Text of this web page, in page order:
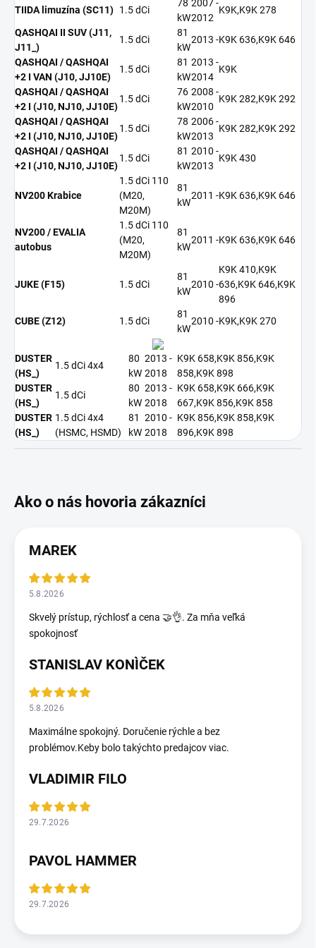
TIIDA limuzína (SC11) 1.5 dCi
78
kW
2007 -
2012
K9K,K9K 278
QASHQAI II SUV (J11,
J11_)
1.5 dCi
81
kW
2013 -K9K 636,K9K 646
QASHQAI / QASHQAI
+2 I VAN (J10, JJ10E)
1.5 dCi
81
kW
2013 -
2014
K9K
QASHQAI / QASHQAI
+2 I (J10, NJ10, JJ10E)
1.5 dCi
76
kW
2008 -
2010
K9K 282,K9K 292
QASHQAI / QASHQAI
+2 I (J10, NJ10, JJ10E)
1.5 dCi
78
kW
2006 -
2013
K9K 282,K9K 292
QASHQAI / QASHQAI
+2 I (J10, NJ10, JJ10E)
1.5 dCi
81
kW
2010 -
2013
K9K 430
NV200 Krabice
1.5 dCi 110
(M20,
M20M)
81
kW
2011 -K9K 636,K9K 646
NV200 / EVALIA
autobus
1.5 dCi 110
(M20,
M20M)
81
kW
2011 -K9K 636,K9K 646
JUKE (F15) 1.5 dCi
81
kW
2010 -
K9K 410,K9K
636,K9K 646,K9K
896
CUBE (Z12)
1.5 dCi
81
kW
2010 -K9K,K9K 270
DUSTER
(HS_)
1.5 dCi 4x4
80
kW
2013 -
2018
K9K 658,K9K 856,K9K
858,K9K 898
DUSTER
(HS_)
1.5 dCi
80
kW
2013 -
2018
K9K 658,K9K 666,K9K
667,K9K 856,K9K 858
DUSTER
(HS_)
1.5 dCi 4x4
(HSMC, HSMD)
81
kW
2010 -
2018
K9K 856,K9K 858,K9K
896,K9K 898
MAREK
5.8.2026
Skvelý prístup, rýchlosť a cena 🤝👌. Za mňa veľká
spokojnosť
STANISLAV KONÌČEK
5.8.2026
Maximálne spokojný. Doručenie rýchle a bez
problémov.Keby bolo takýchto predajcov viac.
VLADIMIR FILO
29.7.2026
PAVOL HAMMER
29.7.2026